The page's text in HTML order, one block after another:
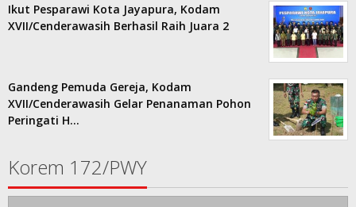
Ikut Pesparawi Kota Jayapura, Kodam
XVII/Cenderawasih Berhasil Raih Juara 2
Gandeng Pemuda Gereja, Kodam
XVII/Cenderawasih Gelar Penanaman Pohon
Peringati H…
Korem 172/PWY